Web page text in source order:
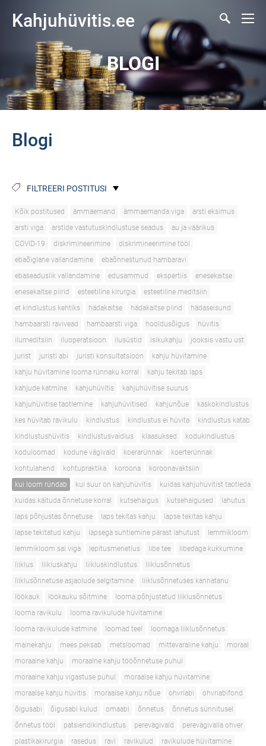
Kahjuhüvitis.ee
BLOGI
Blogi
FILTREERI POSTITUSI
Kõik postitused ämmaemand ämmaemanda viga
arsti eksimus
arsti viga
arstide vastutuskindlustuse seadus
au ja väärikus
COVID-19
diskrimineerimine
diskrimineerimine tööl
ebaõiglane vallandamine
ebaõnnestunud hambaravi
ebaseaduslik vallandamine
edusammud ekspertiis
enesekaitse
enesekaitse piirid
esteetiline kirurgia
esteetiline meditsiin
et kindlustus kehtiks
hädakaitse hädakaitse piirid
hädaseisund
hambaarsti ravivead
hambaarsti viga hooldusõigus
hüvitis
ilumeditsiin
iluoperatsioon ilusüstid isikukahju
jooksis vastu ust
jurist
juristi abi juristi konsultatsioon
kahju hüvitamine
kahju hüvitamine looma rünnaku korral
kahju tekitab laps
kahjude katmine
kahjuhüvitis
kahjuhüvitise suurus
kahjuhüvitise taotlemine
kahjuhüvitised kahjunõue
kaskokindlustus
kes hüvitab ravikulu
kindlustus kindlustus ei hüvita
kindlustus katab
kindlustushüvitis
kindlustusvaidlus klaasuksed
kodukindlustus
koduloomad
kodune vägivald koerarünnak
koerterünnak
kohtulahend
kohtupraktika koroona
koroonavaktsiin
kui loom ründab
kui suur on kahjuhüvitis
kuidas kahjuhüvitist taotleda
kuidas käituda õnnetuse korral
kutsehaigus kutsehaigused
lahutus
laps põhjustas õnnetuse
laps tekitas kahju
lapse tekitas kahju
lapse tekitatud kahju
lapsega suhtlemine pärast lahutust
lemmikloom
lemmikloom sai viga
lepitusmenetlus libe tee
libedaga kukkumine
liiklus
liikluskahju liikluskindlustus
liiklusõnnetus
liiklusõnnetuse asjaolude selgitamine
liiklusõnnetuses kannatanu
löökauk
löökauku sõitmine
looma põhjustatud liiklusõnnetus
looma ravikulu
looma ravikulude hüvitamine
looma ravikulude katmine
loomad teel
loomaga liiklusõnnetus
mainekahju
mees peksab metsloomad mittevaraline kahju
moraal
moraalne kahju
moraalne kahju tööõnnetuse puhul
moraalne kahju vigastuse puhul
moraalse kahju hüvitamine
moraalse kahju hüvitis
moraalse kahju nõue ohvriabi
ohvriabifond
õigusabi
õigusabi kulud omaabi õnnetus
õnnetus sünnitusel
õnnetus tööl
patsiendikindlustus perevägivald
perevägivalla ohver
plastikakirurgia
rasedus ravi ravikulud
ravikulude hüvitamine